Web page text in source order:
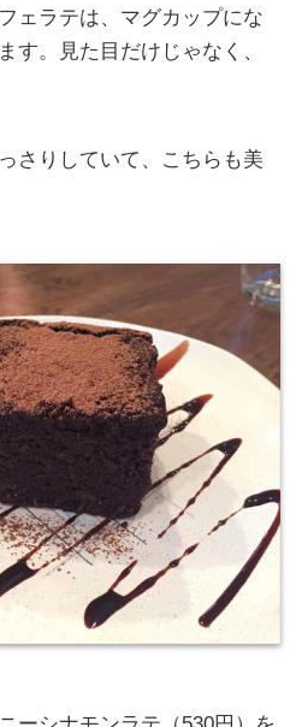
ェラテは、マグカップにな
す。見た目だけじゃなく、
さりしていて、こちらも美